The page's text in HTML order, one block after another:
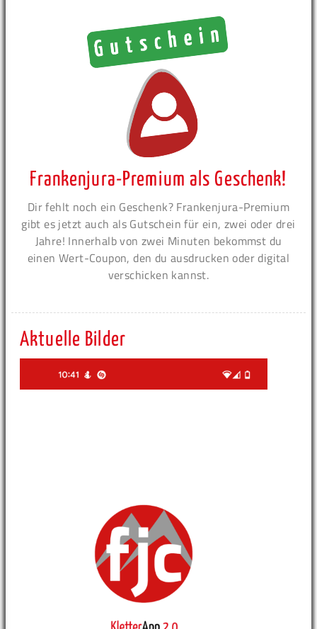
Frankenjura-Premium als Geschenk!
Dir fehlt noch ein Geschenk? Frankenjura-Premium
gibt es jetzt auch als Gutschein für ein, zwei oder drei
Jahre! Innerhalb von zwei Minuten bekommst du
einen Wert-Coupon, den du ausdrucken oder digital
verschicken kannst.
Aktuelle Bilder